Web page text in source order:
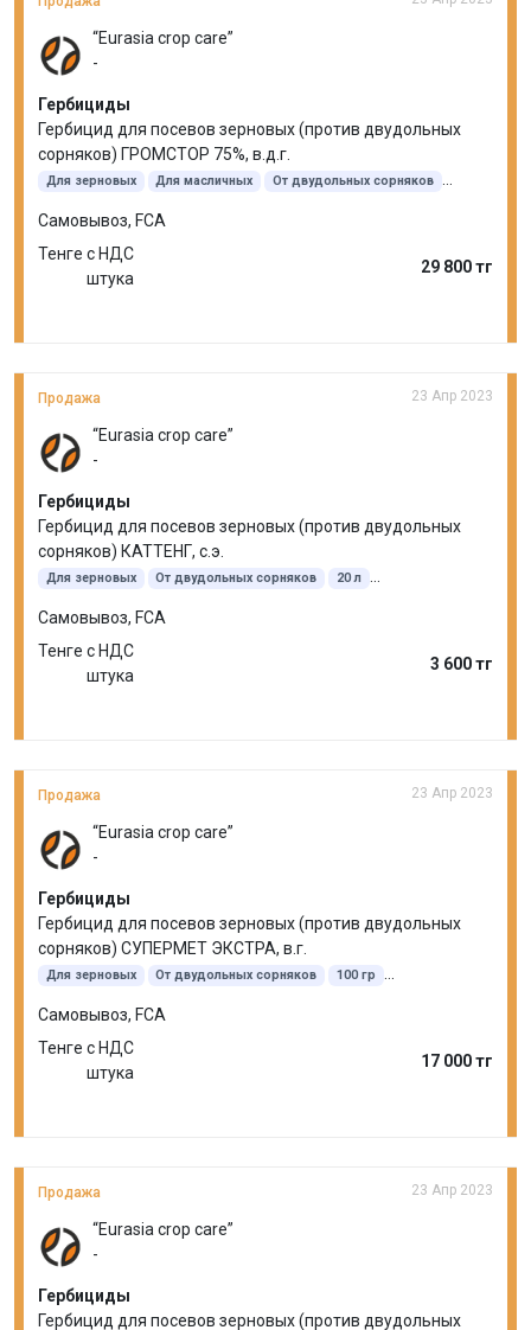
“Eurasia crop care”
-
Гербициды
Гербицид для посевов зерновых (против двудольных
сорняков) ГРОМСТОР 75%, в.д.г.
Для зерновых Для масличных
От двудольных сорняков
Самовывоз, FCA
Тенге с НДС
штука
29 800 тг
Продажа 23 Апр 2023
“Eurasia crop care”
-
Гербициды
Гербицид для посевов зерновых (против двудольных
сорняков) КАТТЕНГ, с.э.
Для зерновых От двудольных сорняков
20 л
Самовывоз, FCA
Тенге с НДС
штука
3 600 тг
Продажа 23 Апр 2023
“Eurasia crop care”
-
Гербициды
Гербицид для посевов зерновых (против двудольных
сорняков) СУПЕРМЕТ ЭКСТРА, в.г.
Для зерновых От двудольных сорняков
100 гр
Самовывоз, FCA
Тенге с НДС
штука
17 000 тг
Продажа 23 Апр 2023
“Eurasia crop care”
-
Гербициды
Гербицид для посевов зерновых (против двудольных